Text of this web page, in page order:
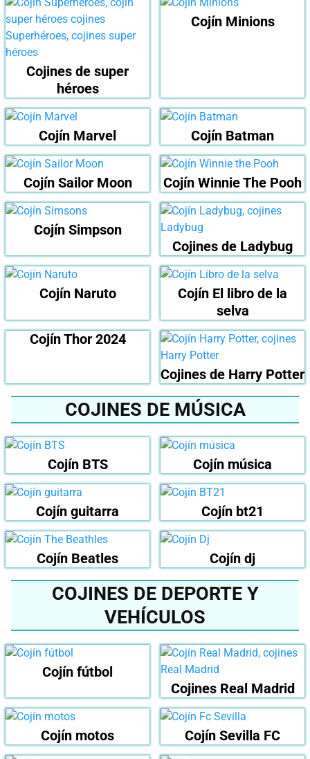
Cojines de super
héroes
Cojín Minions
Cojín Marvel Cojín Batman
Cojín Sailor Moon Cojín Winnie The Pooh
Cojín Simpson
Cojines de Ladybug
Cojín Naruto
Cojín El libro de la
selva
Cojín Thor 2024
Cojines de Harry Potter
COJINES DE MÚSICA
Cojín BTS Cojín música
Cojín guitarra Cojín bt21
Cojín Beatles Cojín dj
COJINES DE DEPORTE Y
VEHÍCULOS
Cojín fútbol
Cojines Real Madrid
Cojín motos Cojín Sevilla FC